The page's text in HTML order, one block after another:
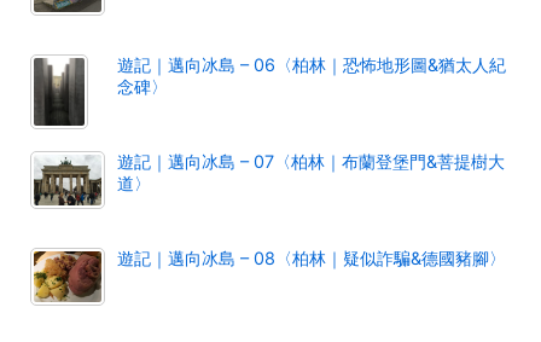
遊記｜邁向冰島 – 06〈柏林｜恐怖地形圖&猶太人紀
念碑〉
遊記｜邁向冰島 – 07〈柏林｜布蘭登堡門&菩提樹大
道〉
遊記｜邁向冰島 – 08〈柏林｜疑似詐騙&德國豬腳〉